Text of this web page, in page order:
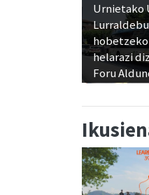
Urnietako
helarazi
Foru